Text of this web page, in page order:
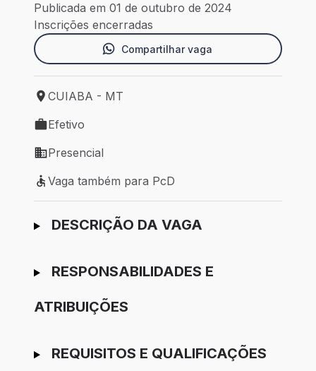
Publicada em 01 de outubro de 2024
Inscrições encerradas
Compartilhar vaga
Local de trabalho: CUIABA - MT
CUIABA - MT
Tipo de vaga: Efetivo
Efetivo
Modelo de trabalho: Presencial
Presencial
Vaga também para PcD
Vaga também para PcD
Ir para candidatura
DESCRIÇÃO DA VAGA
RESPONSABILIDADES E
ATRIBUIÇÕES
REQUISITOS E QUALIFICAÇÕES